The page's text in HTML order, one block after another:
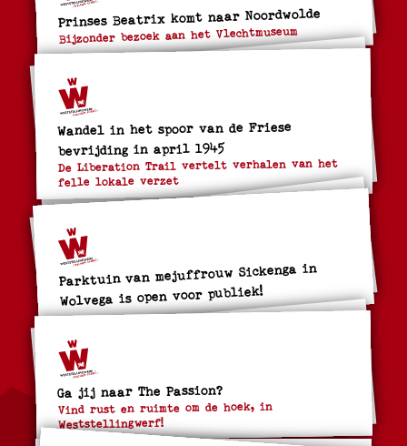
Prinses Beatrix komt naar Noordwolde
Bijzonder bezoek aan het Vlechtmuseum
Wandel in het spoor van de Friese
bevrijding in april 1945
De Liberation Trail vertelt verhalen van het
felle lokale verzet
Parktuin van mejuffrouw Sickenga in
Wolvega is open voor publiek!
Ga jij naar The Passion?
Vind rust en ruimte om de hoek, in
Weststellingwerf!